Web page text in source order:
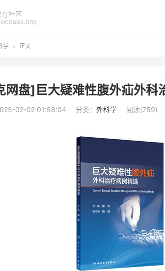
社区
学  正文
网盘]巨大疑难性腹外疝外科
02-02 01:58:04 分类： 外科学 阅读(759)